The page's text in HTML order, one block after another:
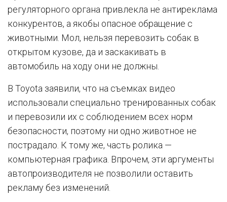
регуляторного органа привлекла не антиреклама
конкурентов, а якобы опасное обращение с
животными. Мол, нельзя перевозить собак в
открытом кузове, да и заскакивать в
автомобиль на ходу они не должны.
В Toyota заявили, что на съемках видео
использовали специально тренированных собак
и перевозили их с соблюдением всех норм
безопасности, поэтому ни одно животное не
пострадало. К тому же, часть ролика —
компьютерная графика. Впрочем, эти аргументы
автопроизводителя не позволили оставить
рекламу без изменений.